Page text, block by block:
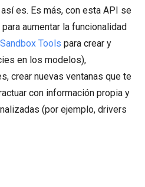
es. Es más, con esta API se
aumentar la funcionalidad
Sandbox Tools para crear y
en los modelos),
crear nuevas ventanas que te
con información propia y
(por ejemplo, drivers